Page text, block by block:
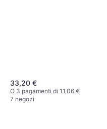
33,20 €
O 3 pagamenti di 11,06 €
7 negozi